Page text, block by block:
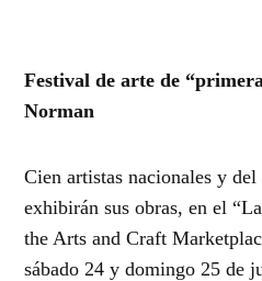
Festival de arte de
Norman
Cien artistas nacionales y
exhibirán sus obras, en el
the Arts and Craft
sábado 24 y domingo 25 de